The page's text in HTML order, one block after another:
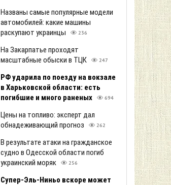
Названы самые популярные модели
автомобилей: какие машины
раскупают украинцы
236
На Закарпатье проходят
масштабные обыски в ТЦК
247
РФ ударила по поезду на вокзале
в Харьковской области: есть
погибшие и много раненых
694
Цены на топливо: эксперт дал
обнадеживающий прогноз
262
В результате атаки на гражданское
судно в Одесской области погиб
украинский моряк
256
Супер-Эль-Ниньо вскоре может